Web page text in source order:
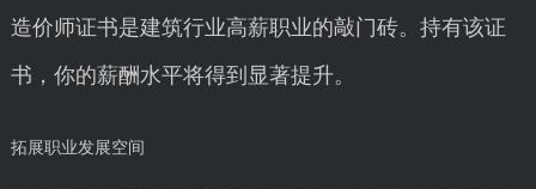
造价师证书是建筑行业高薪职业的敲门砖。持有该证
书，你的薪酬水平将得到显著提升。
拓展职业发展空间